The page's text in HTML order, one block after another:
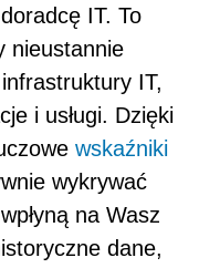
IT. To
nieustannie
IT,
i usługi. Dzięki
wskaźniki
wykrywać
na Wasz
dane,